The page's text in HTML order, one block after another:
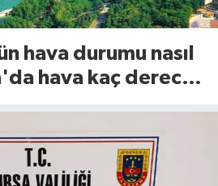
hava durumu nasıl
hava kaç derece?